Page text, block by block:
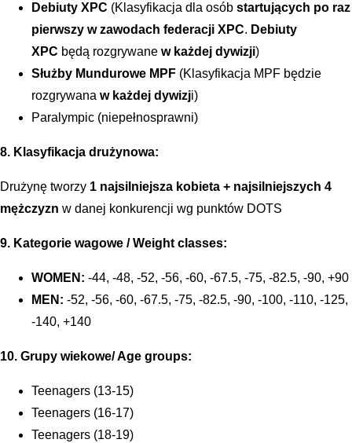
Debiuty XPC (Klasyfikacja dla osób startujących po raz
pierwszy w zawodach federacji XPC. Debiuty
XPC będą rozgrywane w każdej dywizji)
Służby Mundurowe MPF (Klasyfikacja MPF będzie
rozgrywana w każdej dywizji)
Paralympic (niepełnosprawni)
8. Klasyfikacja drużynowa:
Drużynę tworzy 1 najsilniejsza kobieta + najsilniejszych 4
mężczyzn w danej konkurencji wg punktów DOTS
9. Kategorie wagowe / Weight classes:
WOMEN: -44, -48, -52, -56, -60, -67.5, -75, -82.5, -90, +90
MEN: -52, -56, -60, -67.5, -75, -82.5, -90, -100, -110, -125,
-140, +140
10. Grupy wiekowe/ Age groups:
Teenagers (13-15)
Teenagers (16-17)
Teenagers (18-19)